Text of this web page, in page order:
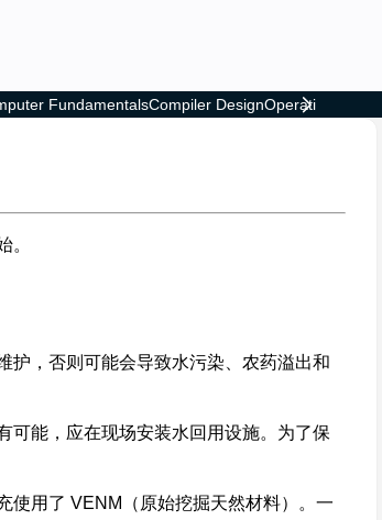
FundamentalsCompiler DesignOperating
。
护，否则可能会导致水污染、农药溢出和
可能，应在现场安装水回用设施。为了保
使用了 VENM（原始挖掘天然材料）。一